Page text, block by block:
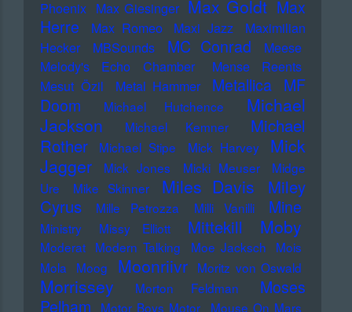
Phoenix Max Giesinger Max Goldt Max
Herre
Max Romeo Maxi Jazz
Maximilian
Hecker
MBSounds MC Conrad
Meese
Melody's Echo Chamber
Mense Reents
Mesut Özil
Metal Hammer Metallica MF
Doom
Michael Hutchence
Michael
Jackson
Michael Kemner
Michael
Rother
Michael Stipe Mick Harvey
Mick
Jagger
Mick Jones Micki Meuser
Midge
Ure
Mike Skinner Miles Davis
Miley
Cyrus
Mille Petrozza Milli Vanilli Mine
Ministry Missy Elliott Mittekill Moby
Moderat Modern Talking Moe Jacksch
Mois
Mola
Moog Moonriivr Moritz von Oswald
Morrissey Morton Feldman
Moses
Pelham
Motor Boys Motor
Mouse On Mars